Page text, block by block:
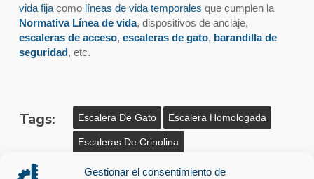
Gestionar el consentimiento de
vida fijacomo líneas de vida temporales que cumplen la
Normativa Línea de vida, dispositivos de anclaje,
escaleras de acceso, escaleras de gato, barandilla de
seguridad, etc.
Tags: Escalera De Gato Escalera Homologada
Escaleras De Crinolina
Escaleras De Seguridad Instalación Líneas De Vida